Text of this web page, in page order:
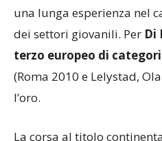
una lunga esperienza nel
dei settori giovanili. Per Di
terzo europeo di
(Roma 2010 e Lelystad,
l’oro.
La corsa al titolo